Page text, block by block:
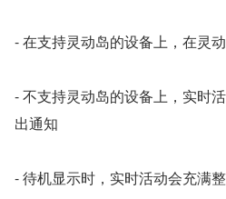
- 在支持灵动岛的设备上，在灵
- 不支持灵动岛的设备上，实时
出通知
- 待机显示时，实时活动会充满